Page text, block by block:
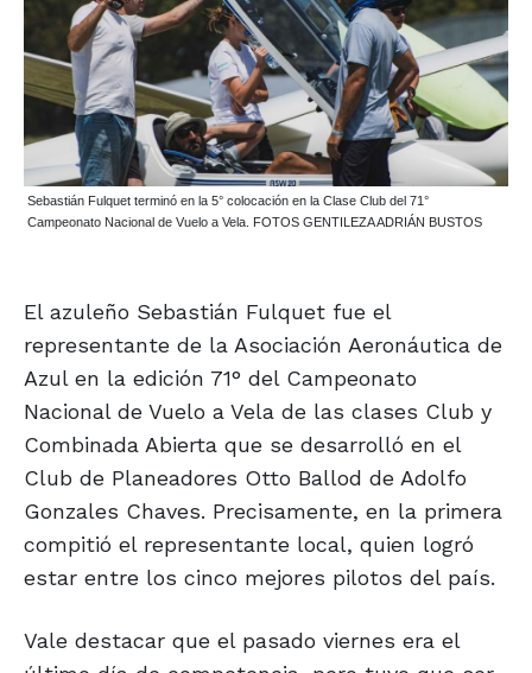
Sebastián Fulquet terminó en la 5° colocación en la Clase Club del 71°
Campeonato Nacional de Vuelo a Vela. FOTOS GENTILEZA ADRIÁN BUSTOS
El azuleño Sebastián Fulquet fue el
representante de la Asociación Aeronáutica de
Azul en la edición 71° del Campeonato
Nacional de Vuelo a Vela de las clases Club y
Combinada Abierta que se desarrolló en el
Club de Planeadores Otto Ballod de Adolfo
Gonzales Chaves. Precisamente, en la primera
compitió el representante local, quien logró
estar entre los cinco mejores pilotos del país.
Vale destacar que el pasado viernes era el